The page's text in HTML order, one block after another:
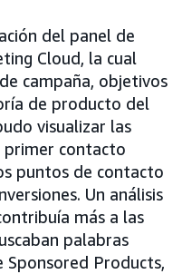
del panel de
Cloud, la cual
campaña, objetivos
de producto del
visualizar las
primer contacto
puntos de contacto
Un análisis
más a las
palabras
Sponsored Products,